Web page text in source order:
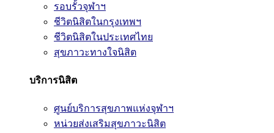
รอบรั้วจุฬาฯ
ชีวิตนิสิตในกรุงเทพฯ
ชีวิตนิสิตในประเทศไทย
สุขภาวะทางใจนิสิต
บริการนิสิต
ศูนย์บริการสุขภาพแห่งจุฬาฯ
หน่วยส่งเสริมสุขภาวะนิสิต